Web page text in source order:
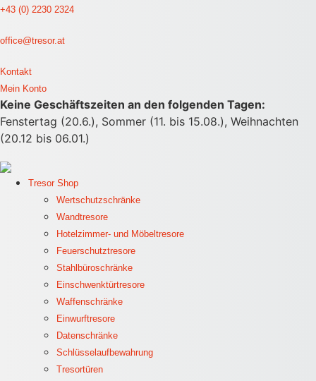
+43 (0) 2230 2324
office@tresor.at
Kontakt
Mein Konto
Keine Geschäftszeiten an den folgenden Tagen:
Fenstertag (20.6.), Sommer (11. bis 15.08.), Weihnachten
(20.12 bis 06.01.)
Tresor Shop
Wertschutzschränke
Wandtresore
Hotelzimmer- und Möbeltresore
Feuerschutztresore
Stahlbüroschränke
Einschwenktürtresore
Waffenschränke
Einwurftresore
Datenschränke
Schlüsselaufbewahrung
Tresortüren